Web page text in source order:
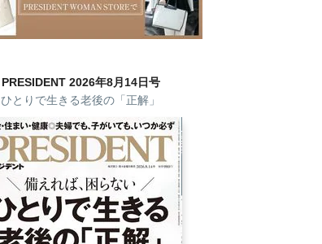
PRESIDENT 2026年8月14日号
ひとりで生きる老後の「正解」